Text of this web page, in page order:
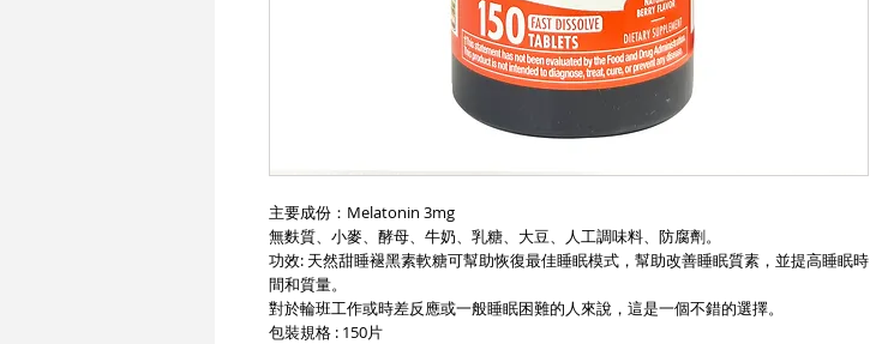
主要成份：Melatonin 3mg
無麩質、小麥、酵母、牛奶、乳糖、大豆、人工調味料、防腐劑。
功效: 天然甜睡褪黑素軟糖可幫助恢復最佳睡眠模式，幫助改善睡眠質素，並提高睡眠時
間和質量。
對於輪班工作或時差反應或一般睡眠困難的人來說，這是一個不錯的選擇。
包裝規格 : 150片